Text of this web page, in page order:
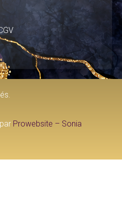
Prowebsite – Sonia